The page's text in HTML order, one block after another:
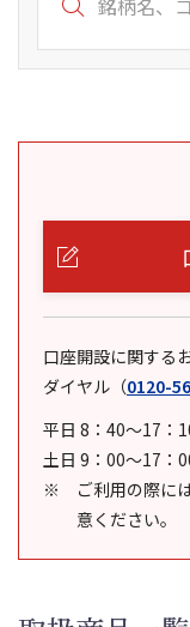
口座開設に関する
ダイヤル （0120-
平日 8：40～17：
土日 9：00～17：
ご利用の際に
意ください。